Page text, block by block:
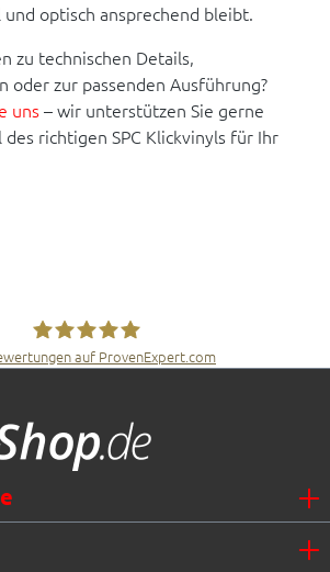
optisch ansprechend bleibt.
zu technischen Details,
oder zur passenden Ausführung?
uns– wir unterstützen Sie gerne
richtigen SPC Klickvinyls für Ihr
auf ProvenExpert.com